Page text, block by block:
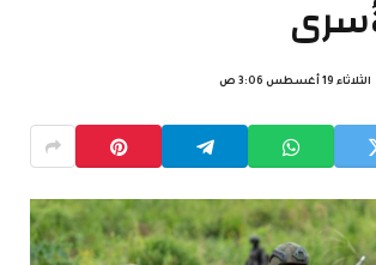
الثلاثاء 19 أغسطس 3:06 ص